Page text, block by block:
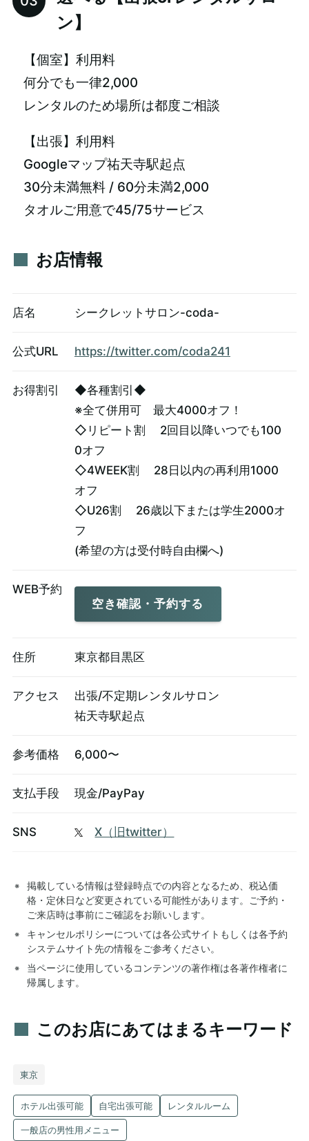
ン】
【個室】利用料
何分でも一律2,000
レンタルのため場所は都度ご相談
【出張】利用料
Googleマップ祐天寺駅起点
30分未満無料 / 60分未満2,000
タオルご用意で45/75サービス
お店情報
店名 シークレットサロン-coda-
公式URL https://twitter.com/coda241
お得割引
◆各種割引◆
※全て併用可 最大4000オフ！
◇リピート割 2回目以降いつでも100
0オフ
◇4WEEK割 28日以内の再利用1000
オフ
◇U26割 26歳以下または学生2000オ
フ
(希望の方は受付時自由欄へ)
WEB予約
空き確認・予約する
住所 東京都目黒区
アクセス
出張/不定期レンタルサロン
祐天寺駅起点
参考価格 6,000〜
支払手段 現金/PayPay
SNS X（旧twitter）
掲載している情報は登録時点での内容となるため、税込価
格・定休日など変更されている可能性があります。ご予約・
ご来店時は事前にご確認をお願いします。
キャンセルポリシーについては各公式サイトもしくは各予約
システムサイト先の情報をご参考ください。
当ページに使用しているコンテンツの著作権は各著作権者に
帰属します。
このお店にあてはまるキーワード
東京
ホテル出張可能 自宅出張可能 レンタルルーム
一般店の男性用メニュー